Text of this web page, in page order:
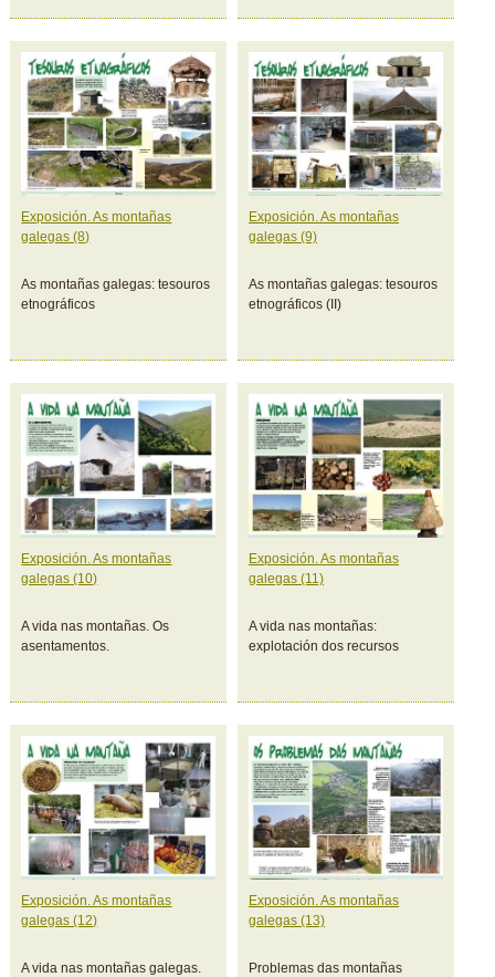
Exposición. As montañas
galegas (8)
As montañas galegas: tesouros
etnográficos
Exposición. As montañas
galegas (9)
As montañas galegas: tesouros
etnográficos (II)
Exposición. As montañas
galegas (10)
A vida nas montañas. Os
asentamentos.
Exposición. As montañas
galegas (11)
A vida nas montañas:
explotación dos recursos
Exposición. As montañas
galegas (12)
A vida nas montañas galegas.
Exposición. As montañas
galegas (13)
Problemas das montañas